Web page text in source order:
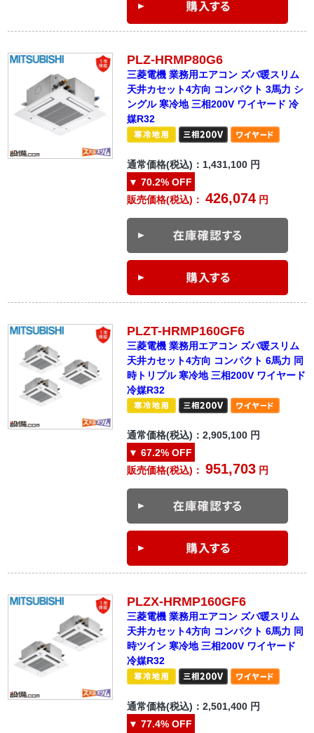
PLZ-HRMP80G6
三菱電機 業務用エアコン ズバ暖スリム
天井カセット4方向 コンパクト 3馬力 シ
ングル 寒冷地 三相200V ワイヤード 冷
媒R32
通常価格(税込)： 1,431,100 円
▼ 70.2% OFF
販売価格(税込)：426,074 円
PLZT-HRMP160GF6
三菱電機 業務用エアコン ズバ暖スリム
天井カセット4方向 コンパクト 6馬力 同
時トリプル 寒冷地 三相200V ワイヤード
冷媒R32
通常価格(税込)：2,905,100 円
▼ 67.2% OFF
販売価格(税込)：951,703 円
PLZX-HRMP160GF6
三菱電機 業務用エアコン ズバ暖スリム
天井カセット4方向 コンパクト 6馬力 同
時ツイン 寒冷地 三相200V ワイヤード
冷媒R32
通常価格(税込)：2,501,400 円
▼ 77.4% OFF